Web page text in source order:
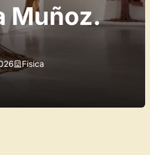
Muñoz.
Fisica